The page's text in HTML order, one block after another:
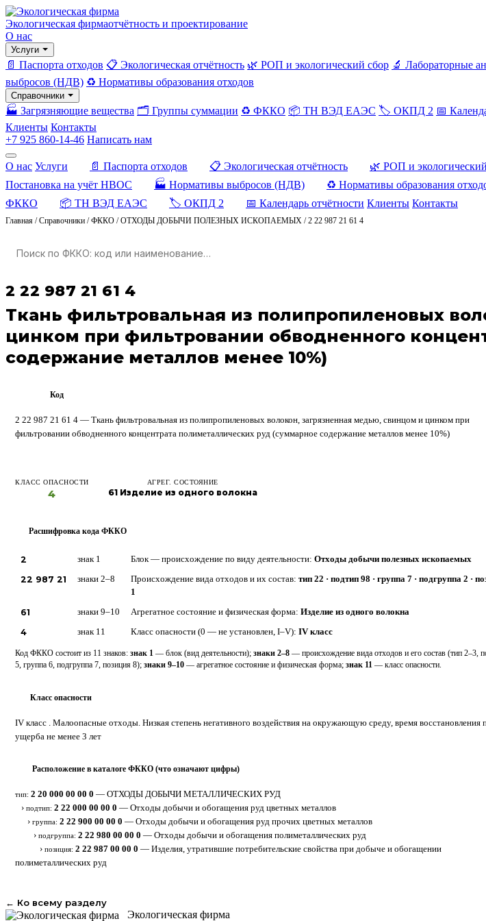
Экологическая фирмаотчётность и проектирование
О нас
Услуги
📄 Паспорта отходов 📋 Экологическая отчётность 🌿 РОП и экологический сбор 🔬 Лабораторные
выбросов (НДВ) ♻️ Нормативы образования отходов
Справочники
🏭 Загрязняющие вещества 🗂️ Группы суммации ♻️ ФККО 📦 ТН ВЭД ЕАЭС 🏷️ ОКПД 2 📅
Клиенты Контакты
+7 925 860-14-46 Написать нам
О нас Услуги 📄 Паспорта отходов 📋 Экологическая отчётность 🌿 РОП и
Постановка на учёт НВОС
🏭 Нормативы выбросов (НДВ) ♻️ Нормативы образования
ФККО
📦 ТН ВЭД ЕАЭС 🏷️ ОКПД 2 📅 Календарь отчётности Клиенты Контакты
Главная /Справочники /ФККО /ОТХОДЫ ДОБЫЧИ ПОЛЕЗНЫХ ИСКОПАЕМЫХ /2 22 987 21 61 4
2 22 987 21 61 4
Ткань фильтровальная из полипропиленовых
цинком при фильтровании обводненного
содержание металлов менее 10%)
Код
2 22 987 21 61 4 — Ткань фильтровальная из полипропиленовых волокон, загрязненная медью, свинцом и цинком при
фильтровании обводненного концентрата полиметаллических руд (суммарное содержание металлов менее 10%)
КЛАСС ОПАСНОСТИ
4
АГРЕГ. СОСТОЯНИЕ
61 Изделие из одного волокна
Расшифровка кода ФККО
2 знак 1 Блок — происхождение по виду деятельности: Отходы добычи полезных ископаемых
22 987 21 знаки 2–8 Происхождение вида отходов и их состав: тип 22 · подтип 98 · группа 7 · подгруппа 2 ·
1
61 знаки 9–10 Агрегатное состояние и физическая форма: Изделие из одного волокна
4 знак 11 Класс опасности (0 — не установлен, I–V): IV класс
Код ФККО состоит из 11 знаков: знак 1 — блок (вид деятельности); знаки 2–8 — происхождение вида отходов и его состав (тип 2–3,
5, группа 6, подгруппа 7, позиция 8); знаки 9–10 — агрегатное состояние и физическая форма; знак 11 — класс опасности.
Класс опасности
IV класс . Малоопасные отходы. Низкая степень негативного воздействия на окружающую среду, время восстановления
ущерба не менее 3 лет
Расположение в каталоге ФККО (что означают цифры)
тип: 2 20 000 00 00 0 — ОТХОДЫ ДОБЫЧИ МЕТАЛЛИЧЕСКИХ РУД
› подтип: 2 22 000 00 00 0 — Отходы добычи и обогащения руд цветных металлов
› группа: 2 22 900 00 00 0 — Отходы добычи и обогащения руд прочих цветных металлов
› подгруппа: 2 22 980 00 00 0 — Отходы добычи и обогащения полиметаллических руд
› позиция: 2 22 987 00 00 0 — Изделия, утратившие потребительские свойства при добыче и обогащении
полиметаллических руд
← Ко всему разделу
Экологическая фирма